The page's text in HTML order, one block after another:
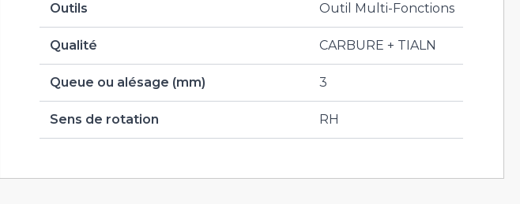
Outils Outil Multi-Fonctions
Qualité CARBURE + TIALN
Queue ou alésage (mm) 3
Sens de rotation RH